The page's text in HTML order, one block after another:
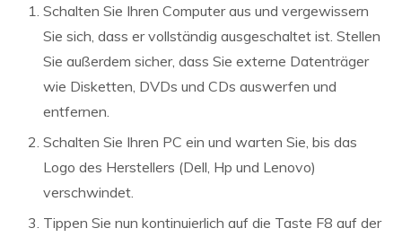
Schalten Sie Ihren Computer aus und vergewissern
Sie sich, dass er vollständig ausgeschaltet ist. Stellen
Sie außerdem sicher, dass Sie externe Datenträger
wie Disketten, DVDs und CDs auswerfen und
entfernen.
Schalten Sie Ihren PC ein und warten Sie, bis das
Logo des Herstellers (Dell, Hp und Lenovo)
verschwindet.
Tippen Sie nun kontinuierlich auf die Taste F8 auf der